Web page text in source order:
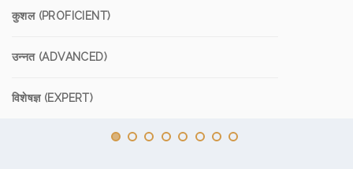
कुशल (PROFICIENT)
उन्नत (ADVANCED)
विशेषज्ञ (EXPERT)